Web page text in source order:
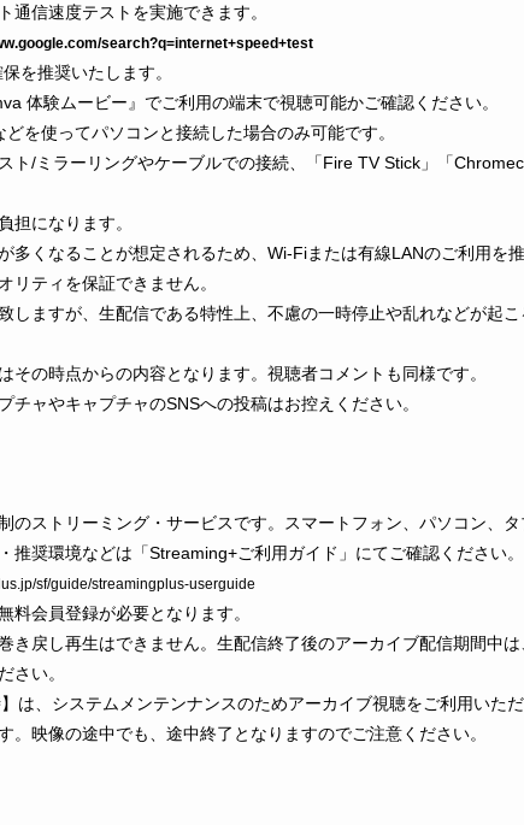
通信速度テストを実施できます。
search?q=internet+speed+test
を推奨いたします。
体験ムービー』でご利用の端末で視聴可能かご確認ください。
を使ってパソコンと接続した場合のみ可能です。
ト/ミラーリングやケーブルでの接続、「Fire TV Stick」「
担になります。
多くなることが想定されるため、Wi-Fiまたは有線LANのご利用を推
リティを保証できません。
しますが、生配信である特性上、不慮の一時停止や乱れなどが起
その時点からの内容となります。視聴者コメントも同様です。
チャやキャプチャのSNSへの投稿はお控えください。
のストリーミング・サービスです。スマートフォン、パソコン、
推奨環境などは「Streaming+ご利用ガイド」にてご確認ください。
sf/guide/streamingplus-userguide
会員登録が必要となります。
き戻し再生はできません。生配信終了後のアーカイブ配信期間中
さい。
は、システムメンテンナンスのためアーカイブ視聴をご利用いただ
映像の途中でも、途中終了となりますのでご注意ください。